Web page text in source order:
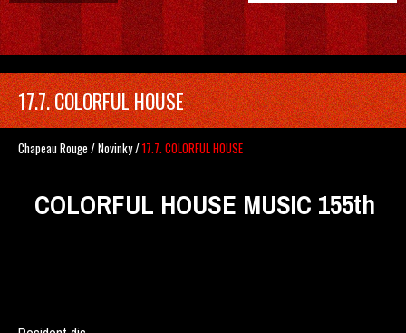
17.7. COLORFUL HOUSE
Chapeau Rouge /Novinky/17.7. COLORFUL HOUSE
COLORFUL HOUSE MUSIC 155th